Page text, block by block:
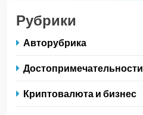
Рубрики
Авторубрика
Достопримечательности
Криптовалюта и бизнес